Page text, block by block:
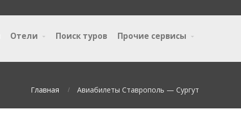
Отели Поиск туров Прочие сервисы
Главная Авиабилеты Ставрополь — Сургут